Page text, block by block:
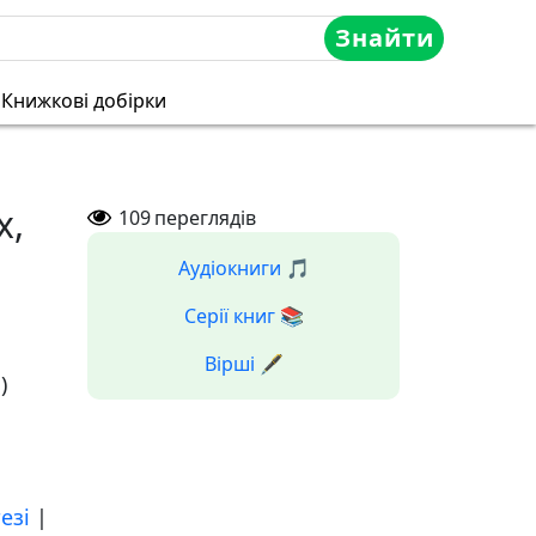
Знайти
Книжкові добірки
|
109переглядів
Аудіокниги 🎵
Серії книг 📚
Вірші 🖋️